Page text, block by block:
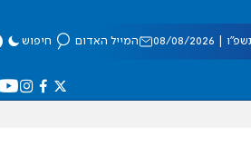
08/2026 המייל האדום חיפוש